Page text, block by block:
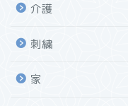
介護
刺繍
家